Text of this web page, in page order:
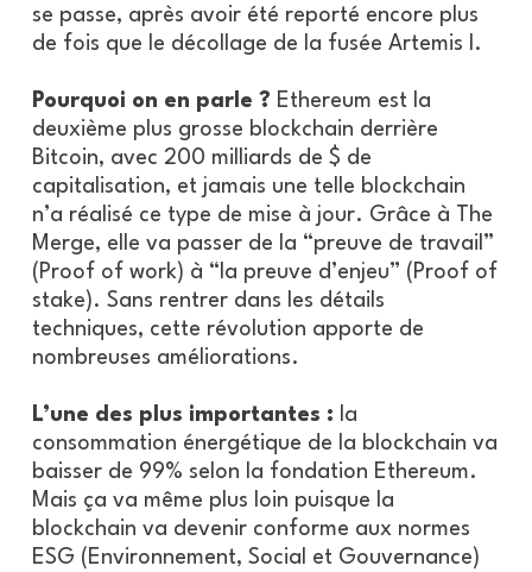
se passe, après avoir été reporté encore plus
de fois que le décollage de la fusée Artemis I.
Pourquoi on en parle ? Ethereum est la
deuxième plus grosse blockchain derrière
Bitcoin, avec 200 milliards de $ de
capitalisation, et jamais une telle blockchain
n’a réalisé ce type de mise à jour. Grâce à The
Merge, elle va passer de la “preuve de travail”
(Proof of work) à “la preuve d’enjeu” (Proof of
stake). Sans rentrer dans les détails
techniques, cette révolution apporte de
nombreuses améliorations.
L’une des plus importantes : la
consommation énergétique de la blockchain va
baisser de 99% selon la fondation Ethereum.
Mais ça va même plus loin puisque la
blockchain va devenir conforme aux normes
ESG (Environnement, Social et Gouvernance)